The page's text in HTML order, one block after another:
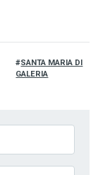
SANTA MARIA DI
GALERIA